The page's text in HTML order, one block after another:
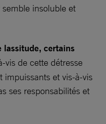
insoluble et
lassitude, certains
vis de cette détresse
impuissants et vis-à-vis
ses responsabilités et